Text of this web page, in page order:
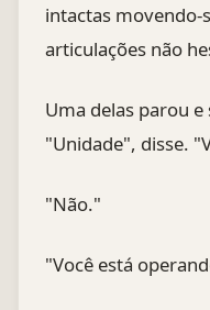
intactas movendo-
articulações não
Uma delas parou
"Unidade", disse.
"Não."
"Você está